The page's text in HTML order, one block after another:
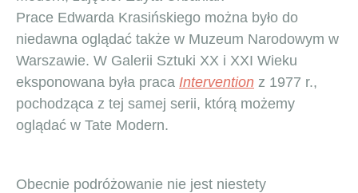
Prace Edwarda Krasińskiego można było do
niedawna oglądać także w Muzeum Narodowym w
Warszawie. W Galerii Sztuki XX i XXI Wieku
eksponowana była praca Intervention z 1977 r.,
pochodząca z tej samej serii, którą możemy
oglądać w Tate Modern.
Obecnie podróżowanie nie jest niestety